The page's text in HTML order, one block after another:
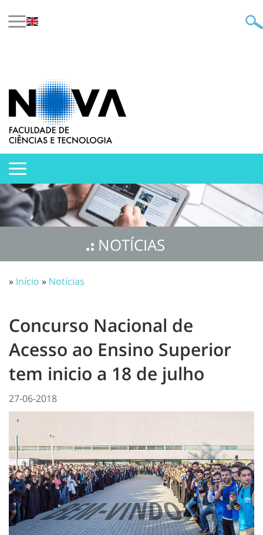
NOTÍCIAS
» Início » Notícias
Concurso Nacional de
Acesso ao Ensino Superior
tem inicio a 18 de julho
27-06-2018